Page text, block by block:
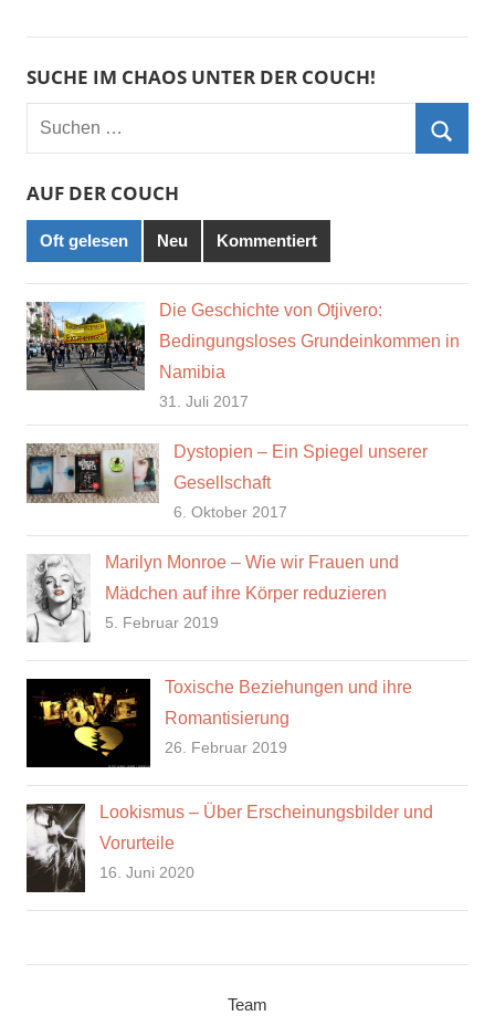
SUCHE IM CHAOS UNTER DER COUCH!
Suchen
AUF DER COUCH
Oft gelesen Neu Kommentiert
Die Geschichte von Otjivero:
Bedingungsloses Grundeinkommen in
Namibia
31. Juli 2017
Dystopien – Ein Spiegel unserer
Gesellschaft
6. Oktober 2017
Marilyn Monroe – Wie wir Frauen und
Mädchen auf ihre Körper reduzieren
5. Februar 2019
Toxische Beziehungen und ihre
Romantisierung
26. Februar 2019
Lookismus – Über Erscheinungsbilder und
Vorurteile
16. Juni 2020
Team